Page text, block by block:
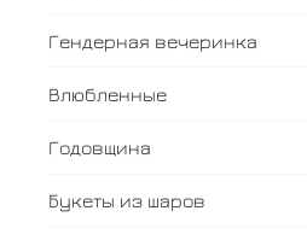
Гендерная вечеринка
Влюбленные
Годовщина
Букеты из шаров